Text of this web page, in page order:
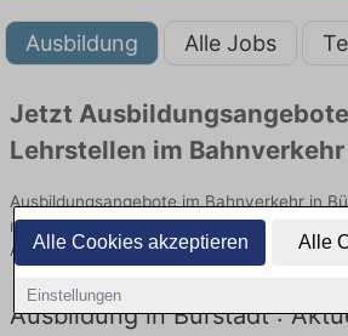
Alle Cookies akzeptieren Alle
Einstellungen
Ausbildung Alle Jobs
Jetzt
Lehrstellen im
Ausbildungsangebote im Bahnverkehr in
namhaften Firmen. Entdecken Sie freie
Arbeitgebern und bewerben Sie sich noch
Ausbildung in Bürstadt :